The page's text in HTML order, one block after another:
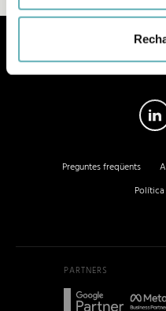
Ronda
08007
Preguntes freqüents
PARTNERS